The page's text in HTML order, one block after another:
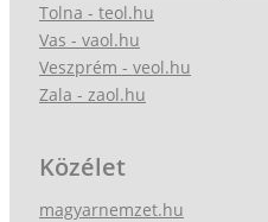
Tolna - teol.hu
Vas - vaol.hu
Veszprém - veol.hu
Zala - zaol.hu
Közélet
magyarnemzet.hu